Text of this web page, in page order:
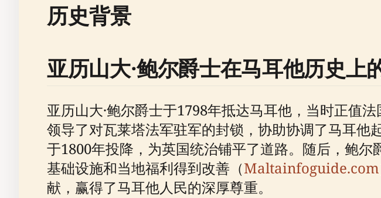
历史背景
亚历山大·鲍尔爵士在马耳他历史上
亚历山大·鲍尔爵士于1798年抵达马耳他，当时正值
领导了对瓦莱塔法军驻军的封锁，协助协调了马耳
于1800年投降，为英国统治铺平了道路。随后，鲍尔
基础设施和当地福利得到改善（Maltainfoguide.com
献，赢得了马耳他人民的深厚尊重。